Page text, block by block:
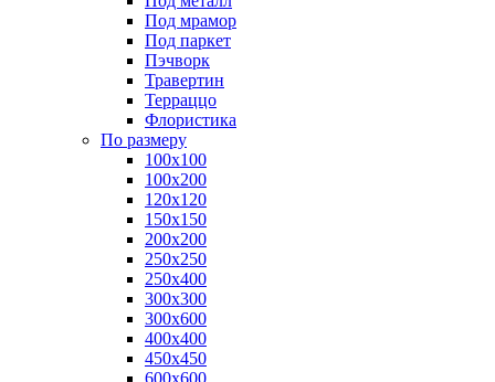
Под мрамор
Под паркет
Пэчворк
Травертин
Терраццо
Флористика
По размеру
100х100
100х200
120х120
150х150
200х200
250х250
250х400
300х300
300х600
400х400
450х450
600х600